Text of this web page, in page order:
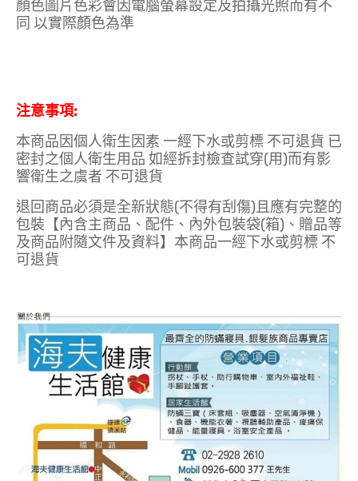
顏色圖片色彩會因電腦螢幕設定及拍攝光照而有不
同 以實際顏色為準
注意事項:
本商品因個人衛生因素 一經下水或剪標 不可退貨 已
密封之個人衛生用品 如經拆封檢查試穿(用)而有影
響衛生之虞者 不可退貨
退回商品必須是全新狀態(不得有刮傷)且應有完整的
包裝【內含主商品、配件、內外包裝袋(箱)、贈品等
及商品附隨文件及資料】本商品一經下水或剪標 不
可退貨